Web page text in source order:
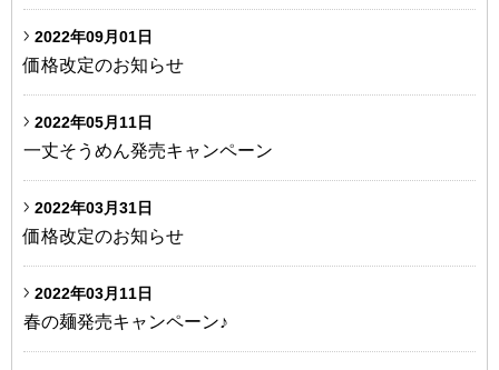
2022年09月01日
価格改定のお知らせ
2022年05月11日
一丈そうめん発売キャンペーン
2022年03月31日
価格改定のお知らせ
2022年03月11日
春の麺発売キャンペーン♪